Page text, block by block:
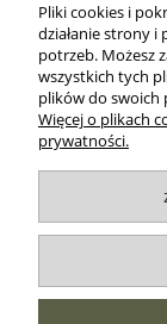
Pliki cookies i
działanie strony
potrzeb. Możesz
wszystkich tych
plików do swoich
Więcej o plikach
prywatności.